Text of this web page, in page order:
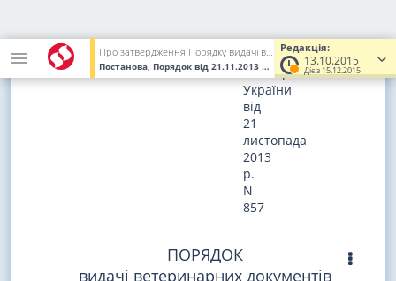
Редакція:
13.10.2015
Діє з 15.12.2015
Про затвердження Порядку видачі ветеринарних документів
Постанова, Порядок від 21.11.2013 № 857 (Увага! Попередня
постановою
Кабінету
Міністрів
України
від
21
листопада
2013
р.
N
857
ПОРЯДОК
видачі ветеринарних документів